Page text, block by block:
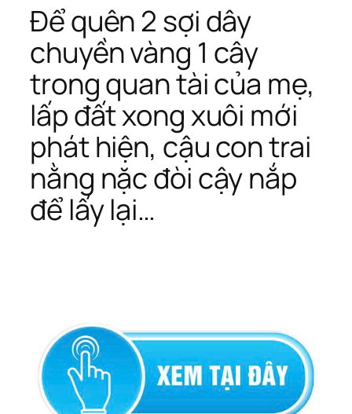
Để quên 2 sợi dây
chuyền vàng 1 cây
trong quan tài của mẹ,
lấp đất xong xuôi mới
phát hiện, cậu con trai
nằng nặc đòi cậy nắp
để lấy lại…